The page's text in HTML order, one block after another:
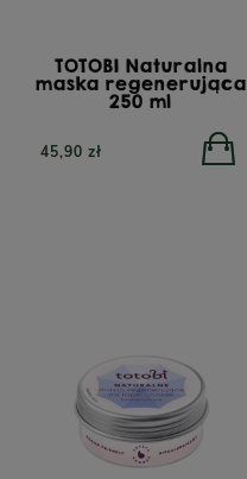
TOTOBI Naturalna
maska regenerująca
250 ml
45,90 zł